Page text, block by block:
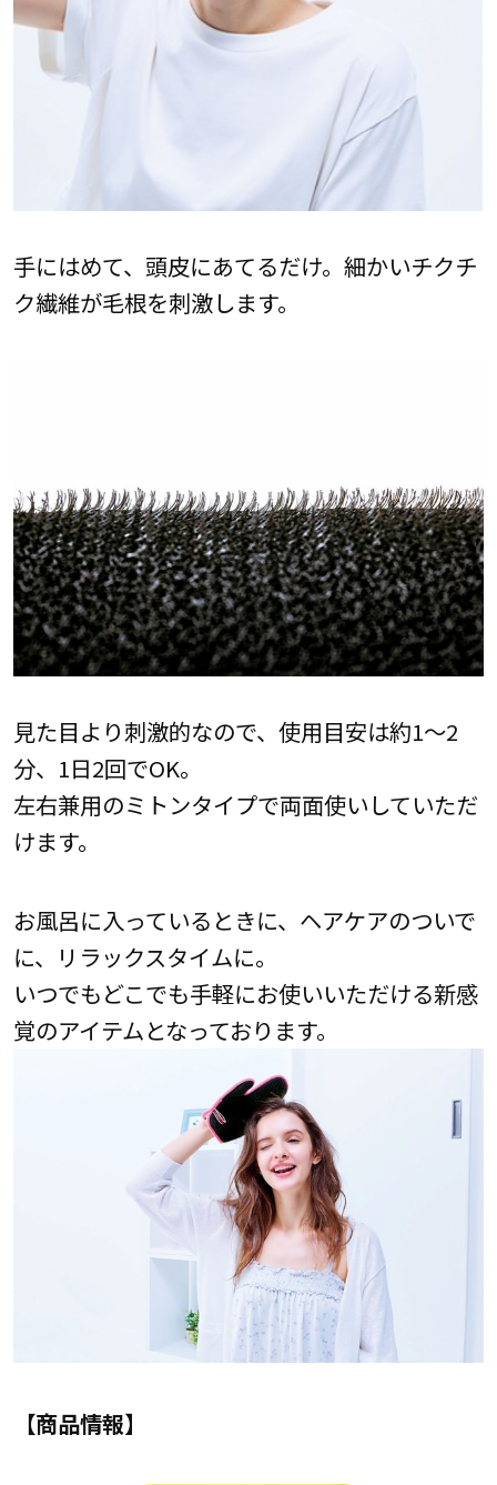
手にはめて、頭皮にあてるだけ。細かいチクチ
ク繊維が毛根を刺激します。
見た目より刺激的なので、使用目安は約1～2
分、1日2回でOK。
左右兼用のミトンタイプで両面使いしていただ
けます。
お風呂に入っているときに、ヘアケアのついで
に、リラックスタイムに。
いつでもどこでも手軽にお使いいただける新感
覚のアイテムとなっております。
【商品情報】